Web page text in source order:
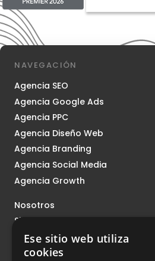
NAVEGACIÓN
Agencia SEO
Agencia Google Ads
Agencia PPC
Agencia Diseño Web
Agencia Branding
Agencia Social Media
Agencia Growth
Nosotros
Sistema CMI
Podcast
Blog
Ese sitio web utiliza
cookies